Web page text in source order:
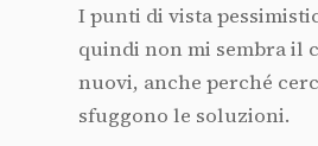
I punti di vista
quindi non mi sembra il
nuovi, anche perché
sfuggono le soluzioni.